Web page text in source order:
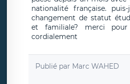
nationalité française.
changement de statut
et familiale? merci pour
cordialement
Publié par Marc WAHED